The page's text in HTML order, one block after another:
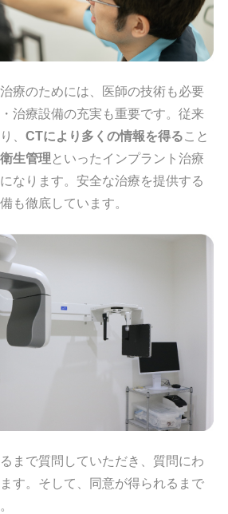
療のためには、医師の技術も必要
治療設備の充実も重要です。従来
、 CTにより多くの情報を得ること
生管理 といったインプラント治療
なります。安全な治療を提供する
も徹底しています。
まで質問していただき、質問にわ
す。そして、同意が得られるまで